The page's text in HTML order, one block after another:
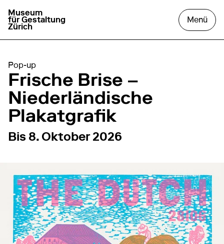
zur Startseite gehen
Museum
für Gestaltung
Zürich
Menüdas
Pop-up
Frische Brise –
Niederländische
Plakatgrafik
von10. Juli 2026bis
Bis 8. Oktober 2026